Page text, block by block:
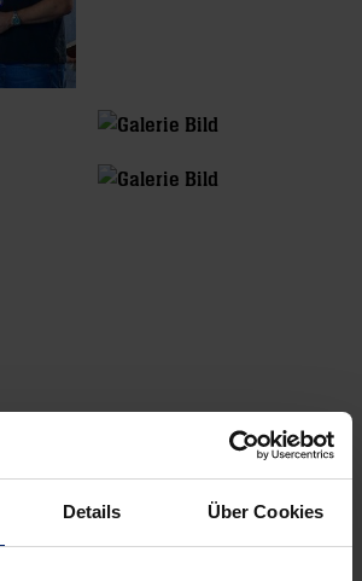
Details Über Cookies